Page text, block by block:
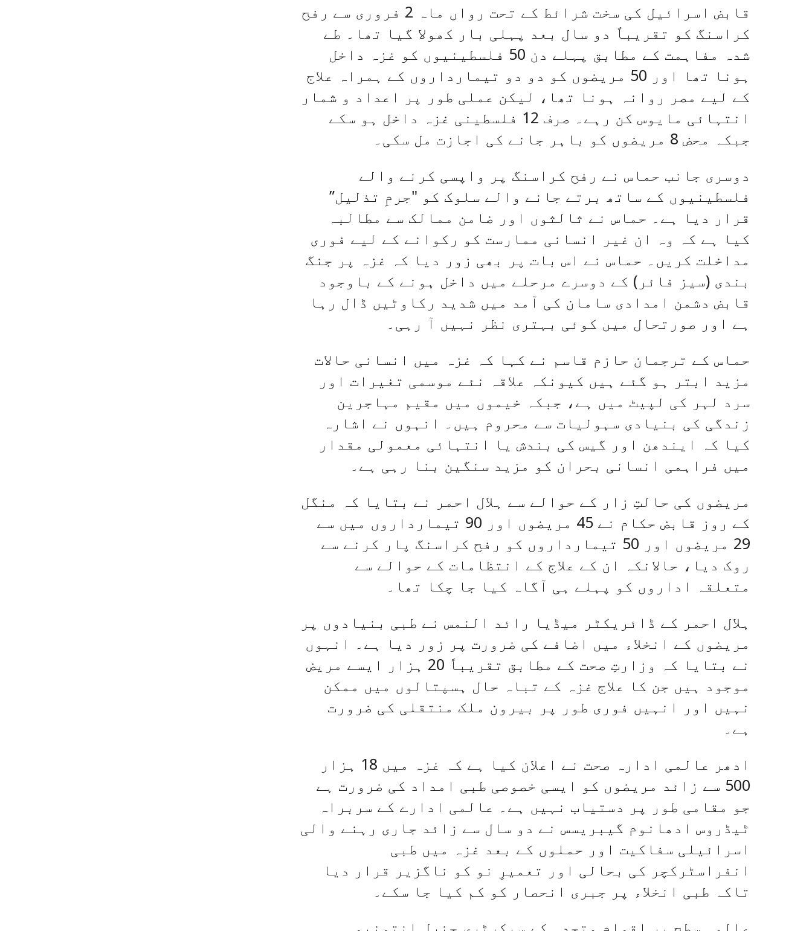
قابض اسرائیل کی سخت شرائط کے تحت رواں ماہ 2 فروری سے رفح
کراسنگ کو تقریباً دو سال بعد پہلی بار کھولا گیا تھا۔ طے
شدہ مفاہمت کے مطابق پہلے دن 50 فلسطینیوں کو غزہ داخل
ہونا تھا اور 50 مریضوں کو دو دو تیمارداروں کے ہمراہ علاج
کے لیے مصر روانہ ہونا تھا، لیکن عملی طور پر اعداد و شمار
انتہائی مایوس کن رہے۔ صرف 12 فلسطینی غزہ داخل ہو سکے
جبکہ محض 8 مریضوں کو باہر جانے کی اجازت مل سکی۔
دوسری جانب حماس نے رفح کراسنگ پر واپسی کرنے والے
فلسطینیوں کے ساتھ برتے جانے والے سلوک کو "جرمِ تذلیل”
قرار دیا ہے۔ حماس نے ثالثوں اور ضامن ممالک سے مطالبہ
کیا ہے کہ وہ ان غیر انسانی ممارست کو رکوانے کے لیے فوری
مداخلت کریں۔ حماس نے اس بات پر بھی زور دیا کہ غزہ پر جنگ
بندی (سیز فائر) کے دوسرے مرحلے میں داخل ہونے کے باوجود
قابض دشمن امدادی سامان کی آمد میں شدید رکاوٹیں ڈال رہا
ہے اور صورتحال میں کوئی بہتری نظر نہیں آ رہی۔
حماس کے ترجمان حازم قاسم نے کہا کہ غزہ میں انسانی حالات
مزید ابتر ہو گئے ہیں کیونکہ علاقہ نئے موسمی تغیرات اور
سرد لہر کی لپیٹ میں ہے، جبکہ خیموں میں مقیم مہاجرین
زندگی کی بنیادی سہولیات سے محروم ہیں۔ انہوں نے اشارہ
کیا کہ ایندھن اور گیس کی بندش یا انتہائی معمولی مقدار
میں فراہمی انسانی بحران کو مزید سنگین بنا رہی ہے۔
مریضوں کی حالتِ زار کے حوالے سے ہلال احمر نے بتایا کہ منگل
کے روز قابض حکام نے 45 مریضوں اور 90 تیمارداروں میں سے
29 مریضوں اور 50 تیمارداروں کو رفح کراسنگ پار کرنے سے
روک دیا، حالانکہ ان کے علاج کے انتظامات کے حوالے سے
متعلقہ اداروں کو پہلے ہی آگاہ کیا جا چکا تھا۔
ہلال احمر کے ڈائریکٹر میڈیا رائد النمس نے طبی بنیادوں پر
مریضوں کے انخلاء میں اضافے کی ضرورت پر زور دیا ہے۔ انہوں
نے بتایا کہ وزارتِ صحت کے مطابق تقریباً 20 ہزار ایسے مریض
موجود ہیں جن کا علاج غزہ کے تباہ حال ہسپتالوں میں ممکن
نہیں اور انہیں فوری طور پر بیرون ملک منتقلی کی ضرورت
ہے۔
ادھر عالمی ادارہ صحت نے اعلان کیا ہے کہ غزہ میں 18 ہزار
500 سے زائد مریضوں کو ایسی خصوصی طبی امداد کی ضرورت ہے
جو مقامی طور پر دستیاب نہیں ہے۔ عالمی ادارے کے سربراہ
ٹیڈروس ادھانوم گیبریسس نے دو سال سے زائد جاری رہنے والی
اسرائیلی سفاکیت اور حملوں کے بعد غزہ میں طبی
انفراسٹرکچر کی بحالی اور تعمیرِ نو کو ناگزیر قرار دیا
تاکہ طبی انخلاء پر جبری انحصار کو کم کیا جا سکے۔
عالمی سطح پر اقوام متحدہ کے سیکرٹری جنرل انتونیو